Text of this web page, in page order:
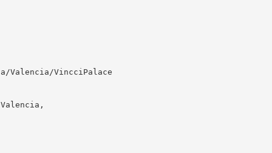
Valencia/VincciPalace